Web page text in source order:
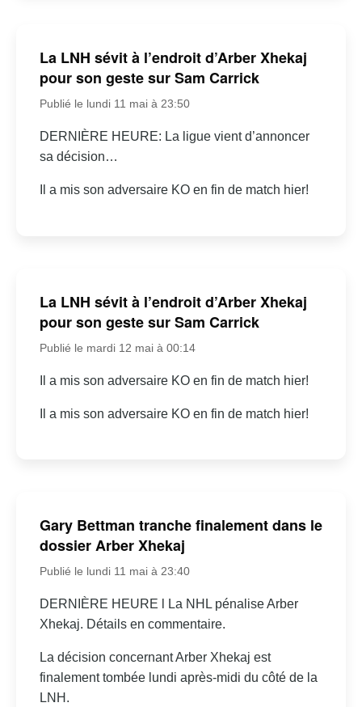
La LNH sévit à l’endroit d’Arber Xhekaj
pour son geste sur Sam Carrick
Publié le lundi 11 mai à 23:50
DERNIÈRE HEURE: La ligue vient d’annoncer
sa décision…
Il a mis son adversaire KO en fin de match hier!
La LNH sévit à l’endroit d’Arber Xhekaj
pour son geste sur Sam Carrick
Publié le mardi 12 mai à 00:14
Il a mis son adversaire KO en fin de match hier!
Il a mis son adversaire KO en fin de match hier!
Gary Bettman tranche finalement dans le
dossier Arber Xhekaj
Publié le lundi 11 mai à 23:40
DERNIÈRE HEURE l La NHL pénalise Arber
Xhekaj. Détails en commentaire.
La décision concernant Arber Xhekaj est
finalement tombée lundi après-midi du côté de la
LNH.